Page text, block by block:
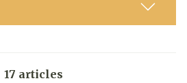
17 articles